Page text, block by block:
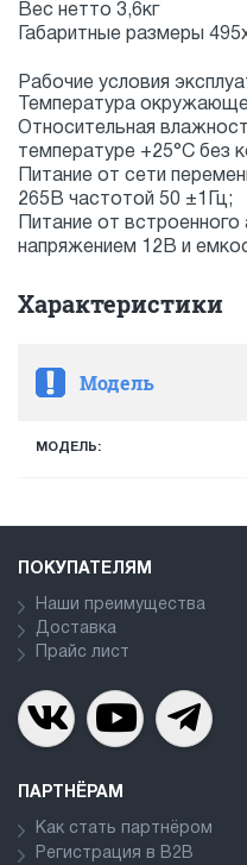
Вес нетто 3,6кг
Габаритные размеры
Рабочие условия
Температура
Относительная
температуре +25°С без
Питание от сети
265В частотой 50 ±1Гц;
Питание от
напряжением 12В и
Характеристики
Модель
МОДЕЛЬ:
ПОКУПАТЕЛЯМ
Наши преимущества
Доставка
Прайс лист
ПАРТНЁРАМ
Как стать партнёром
Регистрация в В2В